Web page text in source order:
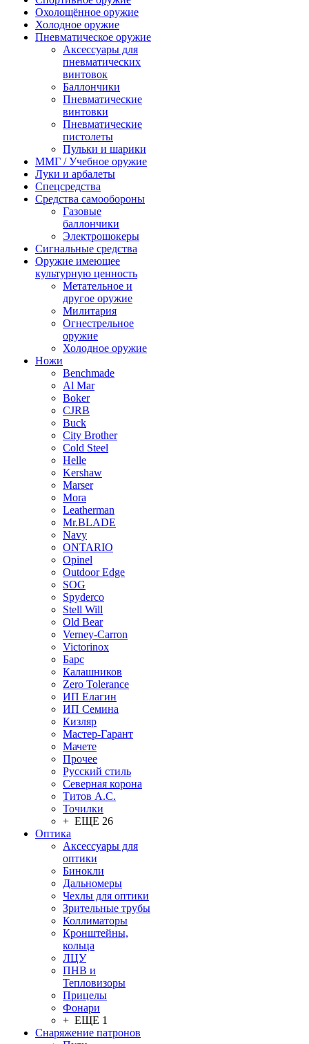
Охолощённое оружие
Холодное оружие
Пневматическое оружие
Аксессуары для
пневматических
винтовок
Баллончики
Пневматические
винтовки
Пневматические
пистолеты
Пульки и шарики
ММГ / Учебное оружие
Луки и арбалеты
Спецсредства
Средства самообороны
Газовые
баллончики
Электрошокеры
Сигнальные средства
Оружие имеющее
культурную ценность
Метательное и
другое оружие
Милитария
Огнестрельное
оружие
Холодное оружие
Ножи
Benchmade
Al Mar
Boker
CJRB
Buck
City Brother
Cold Steel
Helle
Kershaw
Marser
Mora
Leatherman
Mr.BLADE
Navy
ONTARIO
Opinel
Outdoor Edge
SOG
Spyderco
Stell Will
Old Bear
Verney-Carron
Victorinox
Барс
Калашников
Zero Tolerance
ИП Елагин
ИП Семина
Кизляр
Мастер-Гарант
Мачете
Прочее
Русский стиль
Северная корона
Титов А.С.
Точилки
+ ЕЩЕ 26
Оптика
Аксессуары для
оптики
Бинокли
Дальномеры
Чехлы для оптики
Зрительные трубы
Коллиматоры
Кронштейны,
кольца
ЛЦУ
ПНВ и
Тепловизоры
Прицелы
Фонари
+ ЕЩЕ 1
Снаряжение патронов